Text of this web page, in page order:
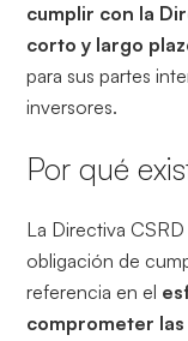
cumplir con la
corto y largo
para sus partes
inversores.
Por qué
La Directiva
obligación de
referencia en el
comprometer